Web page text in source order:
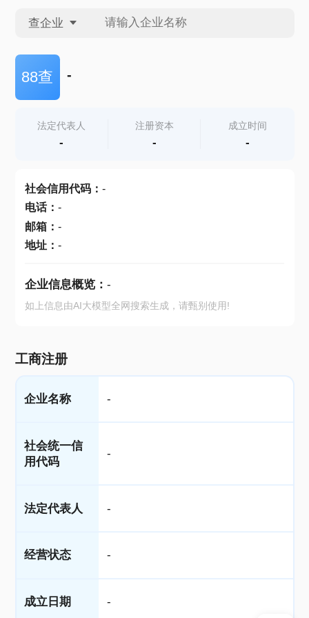
查企业
查企业
查产地
88查 -
法定代表人
-
注册资本
-
成立时间
-
社会信用代码： -
电话： -
邮箱： -
地址： -
企业信息概览： -
如上信息由AI大模型全网搜索生成，请甄别使用!
工商注册
企业名称 -
社会统一信
用代码
-
法定代表人 -
经营状态 -
成立日期 -